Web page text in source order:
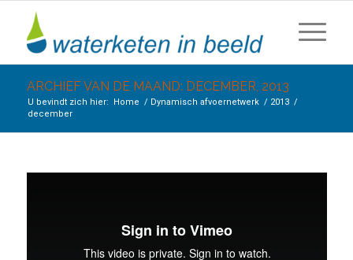
ARCHIEF VAN DE MAAND: DECEMBER, 2013
U bevindt zich hier: Home / Dynamisch afvoernetwerk / 2013 /
december